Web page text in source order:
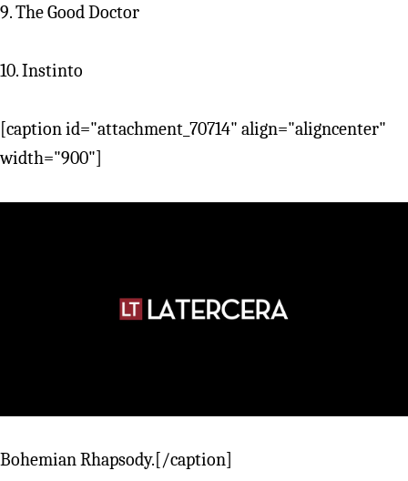
9. The Good Doctor
10. Instinto
[caption id="attachment_70714" align="aligncenter"
width="900"]
Bohemian Rhapsody.[/caption]